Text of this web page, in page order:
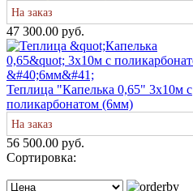
На заказ
47 300.00 руб.
Теплица "Капелька 0,65" 3х10м с
поликарбонатом (6мм)
На заказ
56 500.00 руб.
Сортировка: